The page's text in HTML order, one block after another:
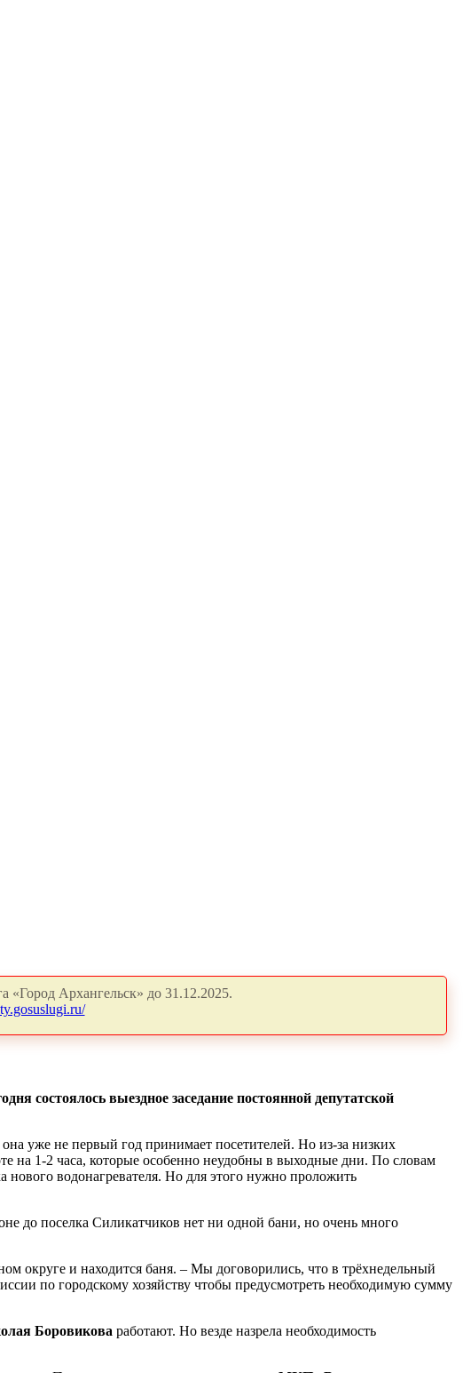
«Город Архангельск» до 31.12.2025.
состоялось выездное заседание постоянной депутатской
уже не первый год принимает посетителей. Но из-за низких
на 1-2 часа, которые особенно неудобны в выходные дни. По словам
нового водонагревателя. Но для этого нужно проложить
до поселка Силикатчиков нет ни одной бани, но очень много
округе и находится баня. – Мы договорились, что в трёхнедельный
по городскому хозяйству чтобы предусмотреть необходимую сумму
Боровикова работают. Но везде назрела необходимость